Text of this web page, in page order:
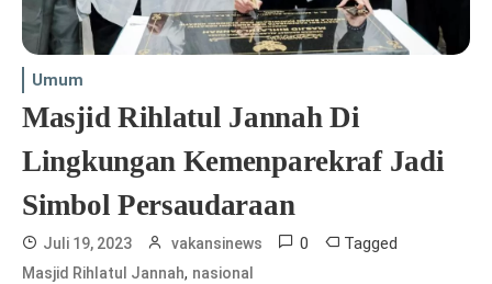
Umum
Masjid Rihlatul Jannah Di
Lingkungan Kemenparekraf Jadi
Simbol Persaudaraan
Juli 19, 2023 vakansinews 0 Tagged
Masjid Rihlatul Jannah, nasional